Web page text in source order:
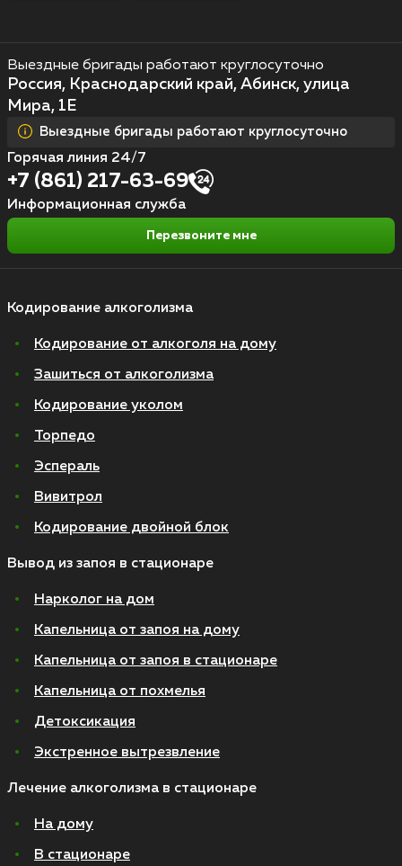
Кодирование алкоголизма
Кодирование от алкоголя на дому
Зашиться от алкоголизма
Кодирование уколом
Торпедо
Эспераль
Вивитрол
Кодирование двойной блок
Вывод из запоя в стационаре
Нарколог на дом
Капельница от запоя на дому
Капельница от запоя в стационаре
Капельница от похмелья
Детоксикация
Экстренное вытрезвление
Лечение алкоголизма в стационаре
На дому
В стационаре
Выездные бригады работают круглосуточно
Россия, Краснодарский край, Абинск, улица
Мира, 1Е
Выездные бригады работают круглосуточно
Горячая линия 24/7
+7 (861) 217-63-69
Информационная служба
Перезвоните мне